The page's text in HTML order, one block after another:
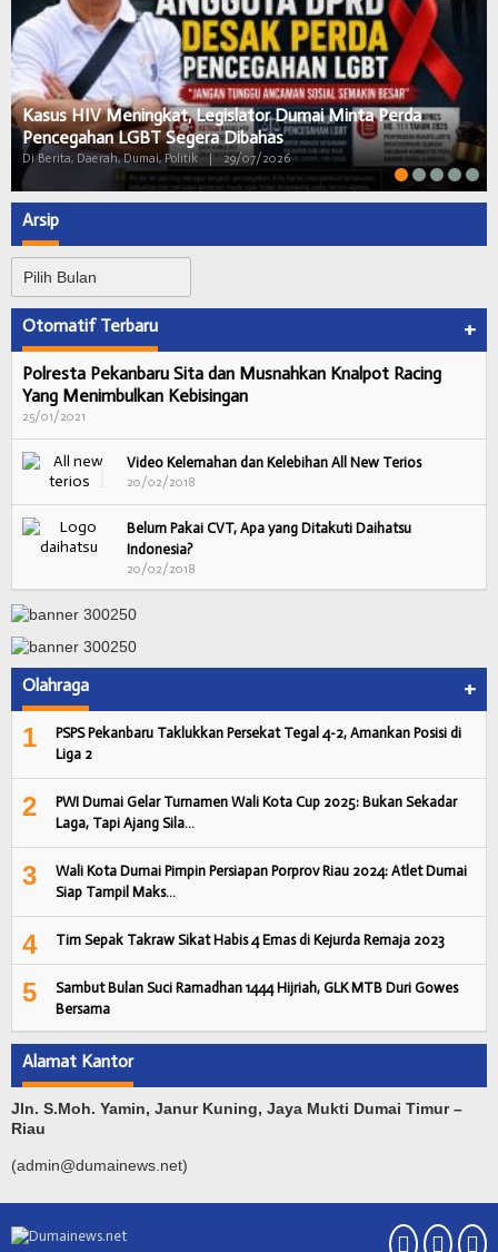
Kasus HIV Meningkat, Legislator Dumai Minta Perda
Pencegahan LGBT Segera Dibahas
Di Berita, Daerah, Dumai, Politik | 29/07/2026
Arsip
Otomatif Terbaru +
Polresta Pekanbaru Sita dan Musnahkan Knalpot Racing
Yang Menimbulkan Kebisingan
25/01/2021
Video Kelemahan dan Kelebihan All New Terios
20/02/2018
Belum Pakai CVT, Apa yang Ditakuti Daihatsu
Indonesia?
20/02/2018
Olahraga +
1
PSPS Pekanbaru Taklukkan Persekat Tegal 4-2, Amankan Posisi di
Liga 2
2
PWI Dumai Gelar Turnamen Wali Kota Cup 2025: Bukan Sekadar
Laga, Tapi Ajang Sila…
3
Wali Kota Dumai Pimpin Persiapan Porprov Riau 2024: Atlet Dumai
Siap Tampil Maks…
4 Tim Sepak Takraw Sikat Habis 4 Emas di Kejurda Remaja 2023
5
Sambut Bulan Suci Ramadhan 1444 Hijriah, GLK MTB Duri Gowes
Bersama
Alamat Kantor
Jln. S.Moh. Yamin, Janur Kuning, Jaya Mukti Dumai Timur –
Riau
(admin@dumainews.net)